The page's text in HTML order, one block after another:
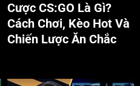
Cược CS:GO Là Gì?
Cách Chơi, Kèo Hot Và
Chiến Lược Ăn Chắc